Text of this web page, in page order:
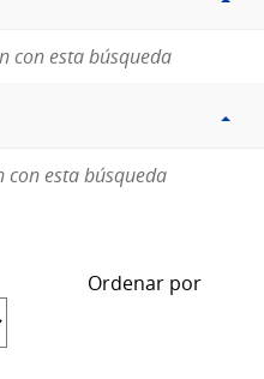
con esta búsqueda
con esta búsqueda
Ordenar por